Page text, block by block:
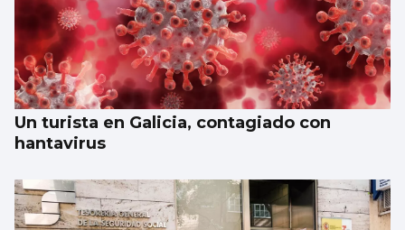
Un turista en Galicia, contagiado con
hantavirus